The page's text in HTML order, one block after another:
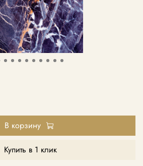
В корзину
Купить в 1 клик